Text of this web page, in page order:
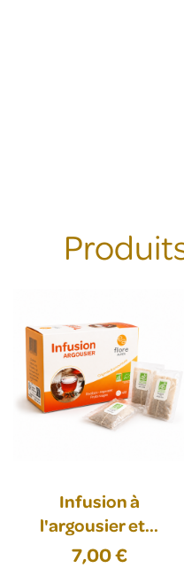
Infusion à
l'argousier et...
7,00 €